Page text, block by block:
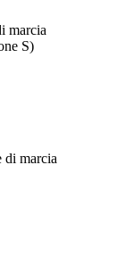
marcia
S)
di marcia